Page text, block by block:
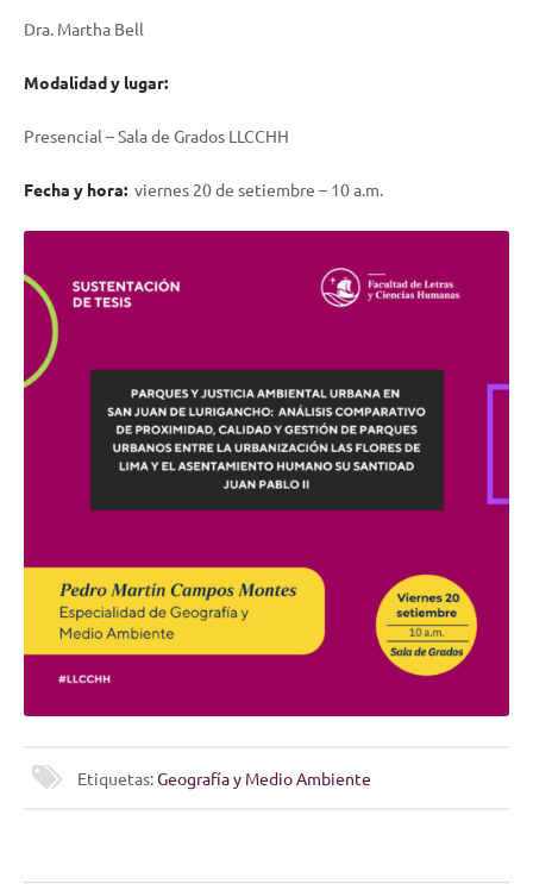
Dra. Martha Bell
Modalidad y lugar:
Presencial – Sala de Grados LLCCHH
Fecha y hora: viernes 20 de setiembre – 10 a.m.
Etiquetas:Geografía y Medio Ambiente